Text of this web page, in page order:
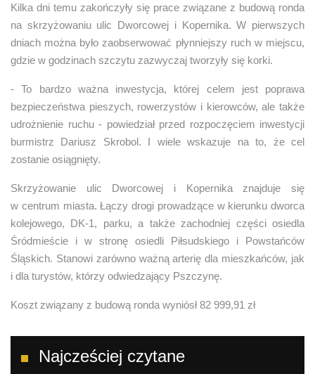
Kilka dni temu zakończyły się prace związane z budową ronda
na skrzyżowaniu ulic Dworcowej i Kopernika. W pierwszych
dniach można było zaobserwować płynniejszy ruch w miejscu,
gdzie w godzinach szczytu zazwyczaj tworzyły się korki.
- To bardzo ważna inwestycja, której celem jest poprawa
bezpieczeństwa pieszych, rowerzystów i kierowców, ale także
udrożnienie ruchu - powiedział przed rozpoczęciem inwestycji
burmistrz Dariusz Skrobol. I wiele wskazuje na to, że cel
zostanie osiągnięty.
Skrzyżowanie ulic Dworcowej i Kopernika znajduje się
w centrum miasta. Łączy drogi prowadzące w kierunku dworca
kolejowego, DK-1, parku, a także zachodniej części osiedla
Śródmieście i w stronę osiedli Piłsudskiego i Powstańców
Śląskich. Stanowi zarówno ważną arterię dla mieszkańców, jak
i dla turystów, którzy odwiedzający Pszczynę.
Koszt związany z budową ronda wyniósł 82 999,91 zł
Najcześciej czytane